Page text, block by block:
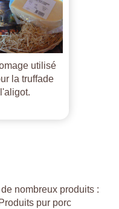
utilisé
la truffade
nombreux produits :
pur porc